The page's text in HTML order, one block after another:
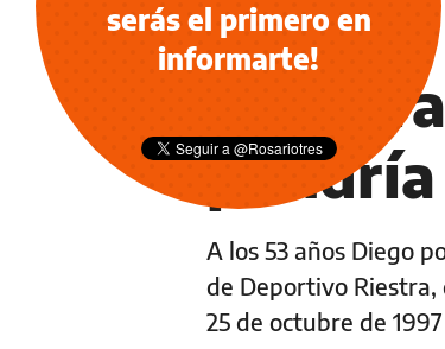
NOTICIAS
pondría
A los 53 años Diego
de Deportivo Riestra,
25 de octubre de 1997
serás el primero en
informarte!